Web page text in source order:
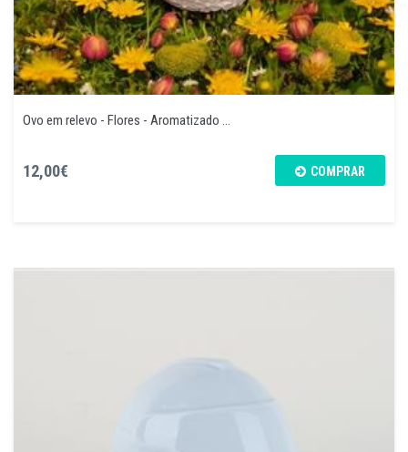
Ovo em relevo - Flores - Aromatizado ...
12,00€ COMPRAR